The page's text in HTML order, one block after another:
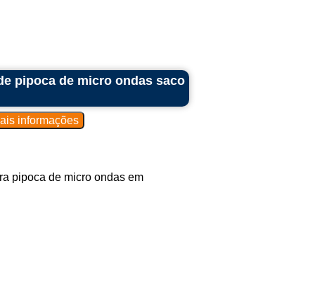
pipoca de micro ondas saco
pipoca de micro ondas em